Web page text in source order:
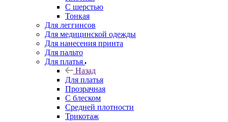
С шерстью
Тонкая
Для леггинсов
Для медицинской одежды
Для нанесения принта
Для пальто
Для платья
Назад
Для платья
Прозрачная
С блеском
Средней плотности
Трикотаж